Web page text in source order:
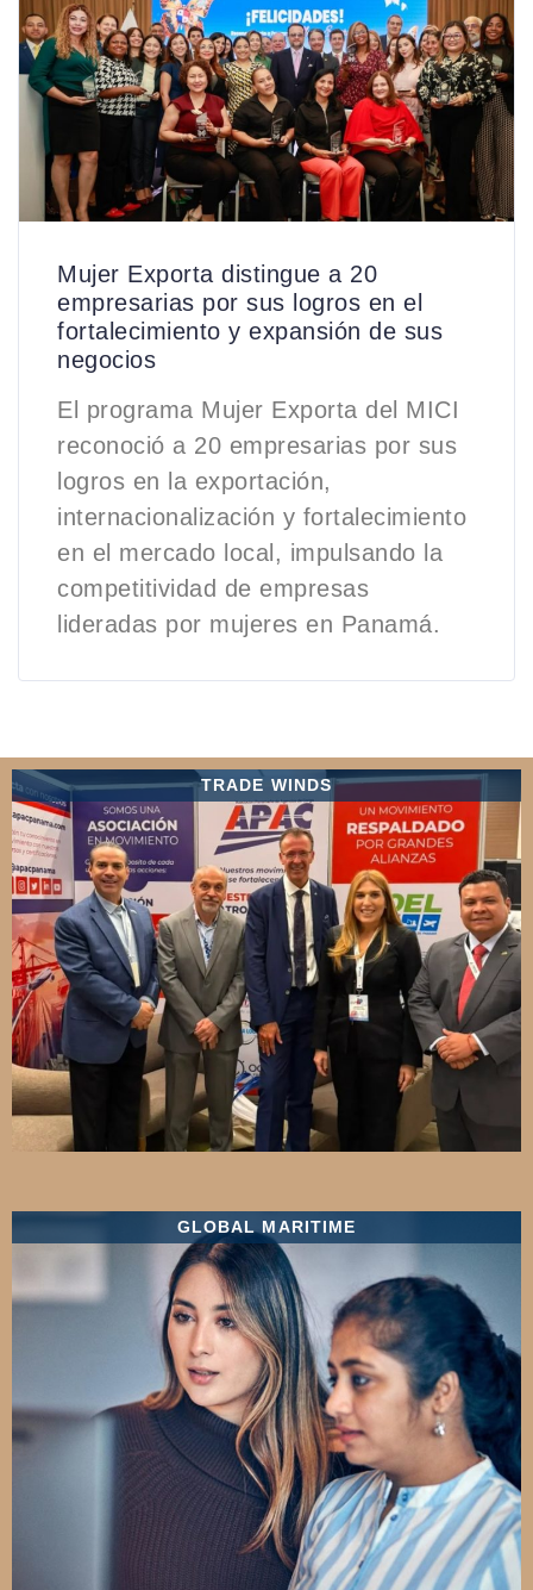
Mujer Exporta distingue a 20
empresarias por sus logros en el
fortalecimiento y expansión de sus
negocios
El programa Mujer Exporta del MICI
reconoció a 20 empresarias por sus
logros en la exportación,
internacionalización y fortalecimiento
en el mercado local, impulsando la
competitividad de empresas
lideradas por mujeres en Panamá.
TRADE WINDS
GLOBAL MARITIME